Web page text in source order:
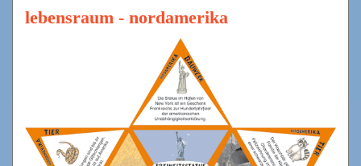
lebensraum - nordamerika